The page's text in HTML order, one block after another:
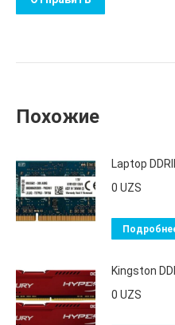
Похожие
Laptop
0 UZS
Kingston
0 UZS